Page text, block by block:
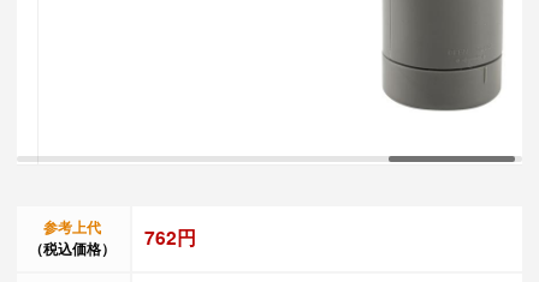
参考上代
（税込価格）
762円